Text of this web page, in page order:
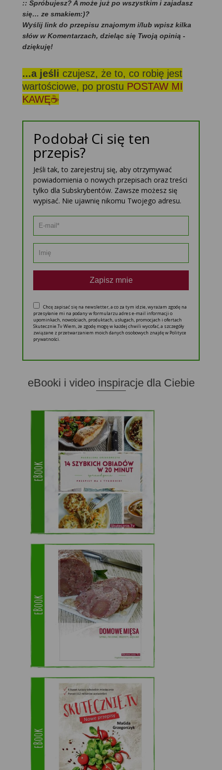
:: Spróbujesz? A może już po wszystkim i zajadasz
się… ze smakiem:)?
Wyślij link do przepisu znajomym i/lub wpisz kilka
słów w Komentarzach, dzieląc się Twoją opinią -
dziękuję!
...a jeśli czujesz, że to, co robię jest
wartościowe, po prostu POSTAW MI
KAWĘ☕
Podobał Ci się ten
przepis?
Jeśli tak, to zarejestruj się, aby otrzymywać
powiadomienia o nowych przepisach oraz treści
tylko dla Subskrybentów. Zawsze możesz się
wypisać. Nie ujawnię nikomu Twojego adresu.
Zapisz mnie
Chcę zapisać się na newsletter, a co za tym idzie, wyrażam zgodę na
przesyłanie mi na podany w formularzu adres e-mail informacji o
upominkach, nowościach, produktach, usługach, promocjach i ofertach
Skutecznie.Tv Wiem, że zgodę mogę w każdej chwili wycofać, a szczegóły
związane z przetwarzaniem moich danych osobowych znajdę w Polityce
prywatności.
eBooki i video inspiracje dla Ciebie